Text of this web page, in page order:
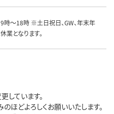
時～18時 ※土日祝日、GW、年末年
業となります。
しています。
ほどよろしくお願いいたします。